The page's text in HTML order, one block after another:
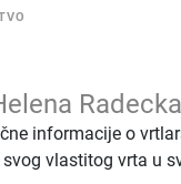
Radecka
informacije o
vlastitog vrta u